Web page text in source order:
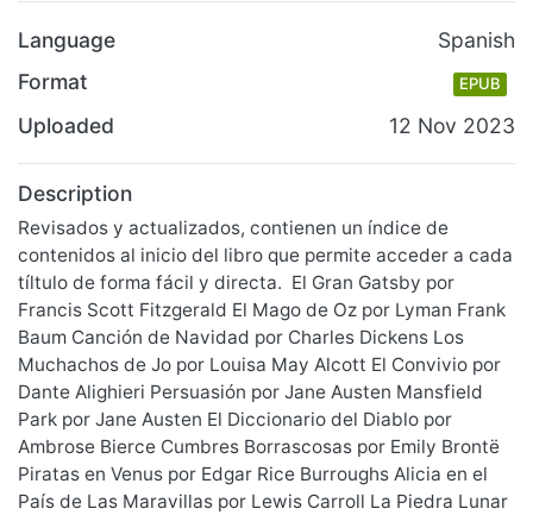
Language
Spanish
Format
EPUB
Uploaded 12 Nov 2023
Description
Revisados y actualizados, contienen un índice de
contenidos al inicio del libro que permite acceder a cada
tíltulo de forma fácil y directa. El Gran Gatsby por
Francis Scott Fitzgerald El Mago de Oz por Lyman Frank
Baum Canción de Navidad por Charles Dickens Los
Muchachos de Jo por Louisa May Alcott El Convivio por
Dante Alighieri Persuasión por Jane Austen Mansfield
Park por Jane Austen El Diccionario del Diablo por
Ambrose Bierce Cumbres Borrascosas por Emily Brontë
Piratas en Venus por Edgar Rice Burroughs Alicia en el
País de Las Maravillas por Lewis Carroll La Piedra Lunar